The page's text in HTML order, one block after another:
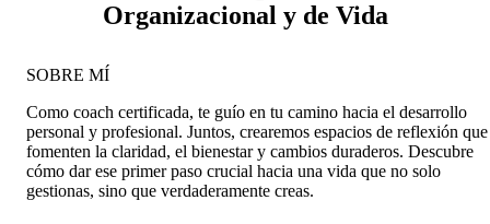
Organizacional y de Vida
SOBRE MÍ
Como coach certificada, te guío en tu camino hacia el desarrollo
personal y profesional. Juntos, crearemos espacios de reflexión que
fomenten la claridad, el bienestar y cambios duraderos. Descubre
cómo dar ese primer paso crucial hacia una vida que no solo
gestionas, sino que verdaderamente creas.